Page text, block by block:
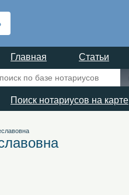
Главная Статьи
Поиск нотариусов на карте